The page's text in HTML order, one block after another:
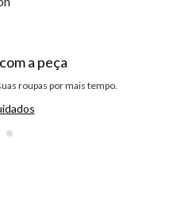
a peça
roupas por mais tempo.